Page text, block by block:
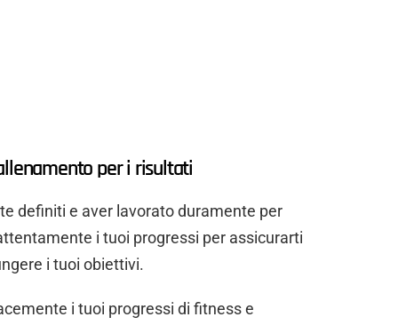
per i risultati
definiti e aver lavorato duramente per
i tuoi progressi per assicurarti
i tuoi obiettivi.
i tuoi progressi di fitness e